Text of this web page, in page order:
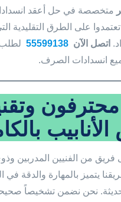
متخصصة في حل أعقد
على الطرق التقليدية
اتصل الآن 55599138
انسدادات الصرف.
محترفون
من الفنيين المدربين
يتميز بالمهارة والدقة في
نحن نضمن تشخيصاً